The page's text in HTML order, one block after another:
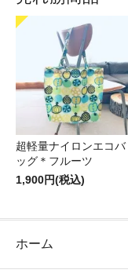
超軽量ナイロンエコバ
ッグ＊フルーツ
1,900円(税込)
ホーム